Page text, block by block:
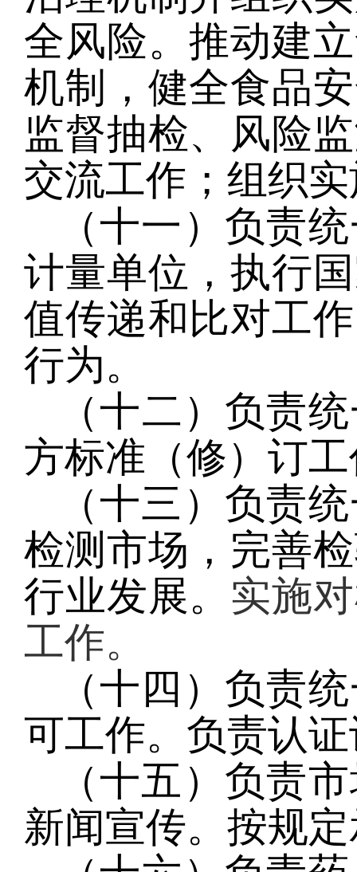
全风险。推动建
机制，健全食品
监督抽检、风险
交流工作；组织
（十一）负责
计量单位，执行
值传递和比对工
行为。
（十二）负责
方标准（修）订
（十三）负责
检测市场，完善
行业发展。 实施
工作。
（十四）负责
可工作。负责认
（十五）负责
新闻宣传。按规